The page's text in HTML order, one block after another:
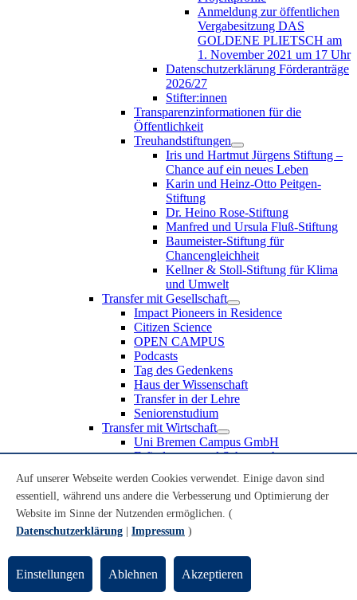
Anmeldung zur öffentlichen
Vergabesitzung DAS
GOLDENE PLIETSCH am
1. November 2021 um 17 Uhr
Datenschutzerklärung Förderanträge
2026/27
Stifter:innen
Transparenzinformationen für die
Öffentlichkeit
Treuhandstiftungen
Iris und Hartmut Jürgens Stiftung –
Chance auf ein neues Leben
Karin und Heinz-Otto Peitgen-
Stiftung
Dr. Heino Rose-Stiftung
Manfred und Ursula Fluß-Stiftung
Baumeister-Stiftung für
Chancengleichheit
Kellner & Stoll-Stiftung für Klima
und Umwelt
Transfer mit Gesellschaft
Impact Pioneers in Residence
Citizen Science
OPEN CAMPUS
Podcasts
Tag des Gedenkens
Haus der Wissenschaft
Transfer in der Lehre
Seniorenstudium
Transfer mit Wirtschaft
Uni Bremen Campus GmbH
Erfindungen und Schutzrechte
Recruiting an der Universität Bremen
Weiterbildung an der Universität Bremen
Transfer mit Schule
Schülerinnen und Schüler
Schulklassen
Lehrkräfte
Gründungsunterstützung
Auf unserer Webseite werden Cookies verwendet. Einige davon sind
essentiell, während uns andere die Verbesserung und Optimierung der
Website im Sinne der Nutzenden ermöglichen. (
Datenschutzerklärung
Impressum )
Einstellungen Ablehnen Akzeptieren